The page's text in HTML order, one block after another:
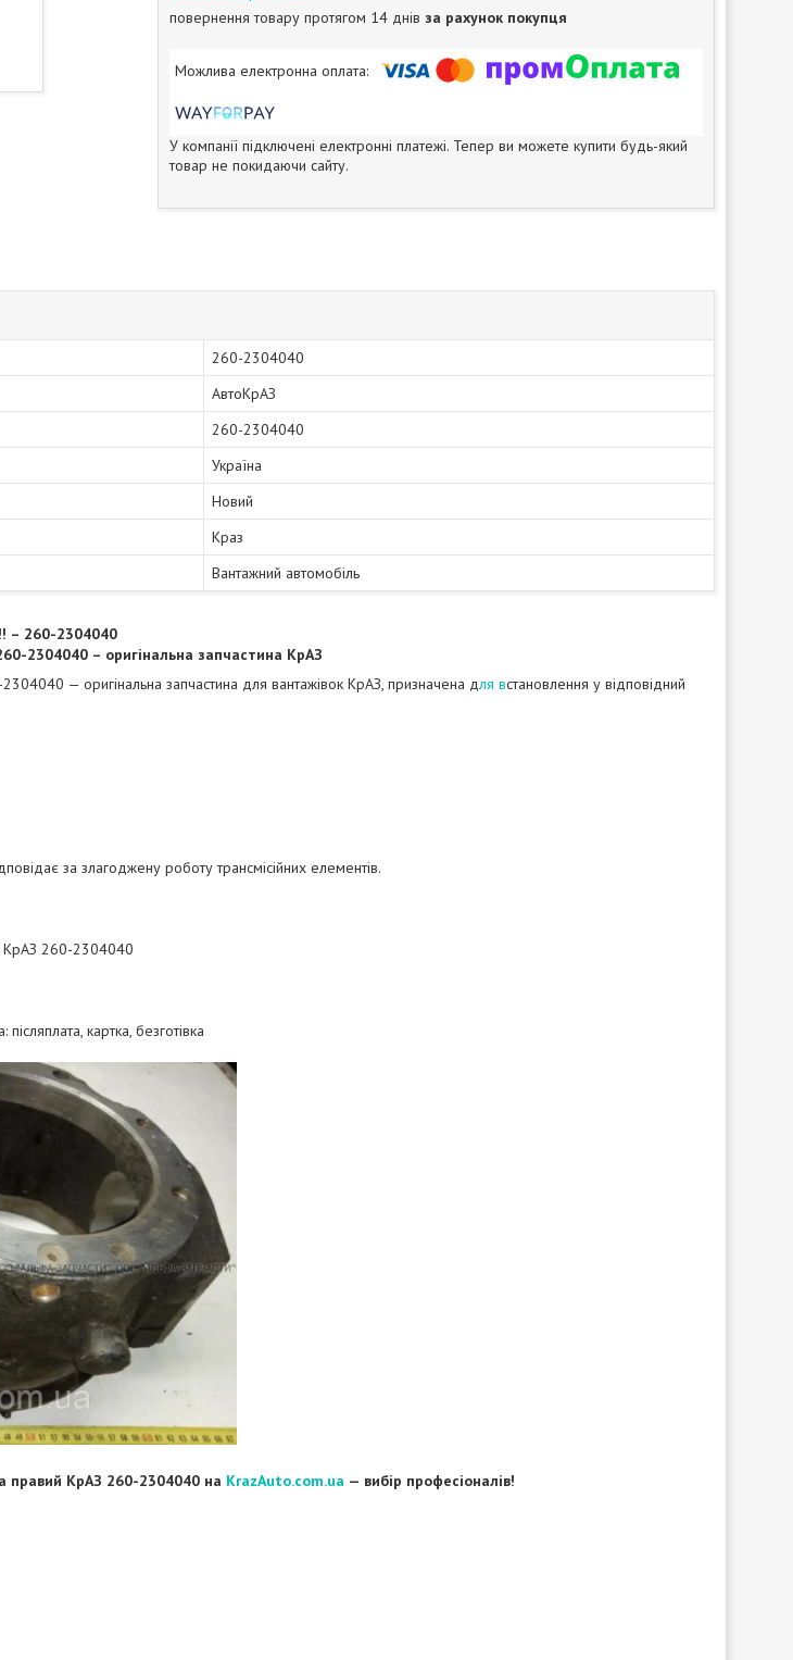
повернення товару протягом 14 днів за рахунок покупця
У компанії підключені електронні платежі. Тепер ви можете купити будь-який
товар не покидаючи сайту.
260-2304040
АвтоКрАЗ
260-2304040
Україна
Новий
Краз
Вантажний автомобіль
– 260-2304040
2304040 – оригінальна запчастина КрАЗ
— оригінальна запчастина для вантажівок КрАЗ, призначена для встановлення у відповідний
за злагоджену роботу трансмісійних елементів.
КрАЗ 260-2304040
картка, безготівка
правий КрАЗ 260-2304040 на KrazAuto.com.ua — вибір професіоналів!